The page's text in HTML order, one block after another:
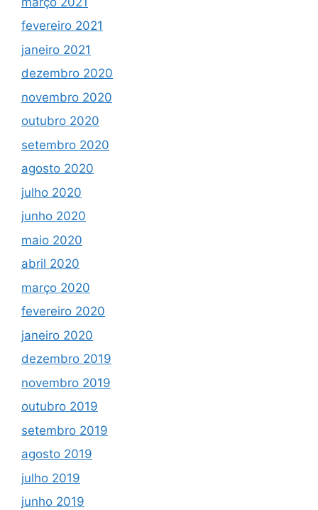
fevereiro 2021
janeiro 2021
dezembro 2020
novembro 2020
outubro 2020
setembro 2020
agosto 2020
julho 2020
junho 2020
maio 2020
abril 2020
março 2020
fevereiro 2020
janeiro 2020
dezembro 2019
novembro 2019
outubro 2019
setembro 2019
agosto 2019
julho 2019
junho 2019